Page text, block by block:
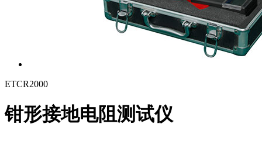
ETCR2000
钳形接地电阻测试仪